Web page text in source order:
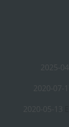
2025-
2020-07-
2020-05-13